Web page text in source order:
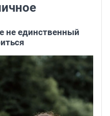
не единственный